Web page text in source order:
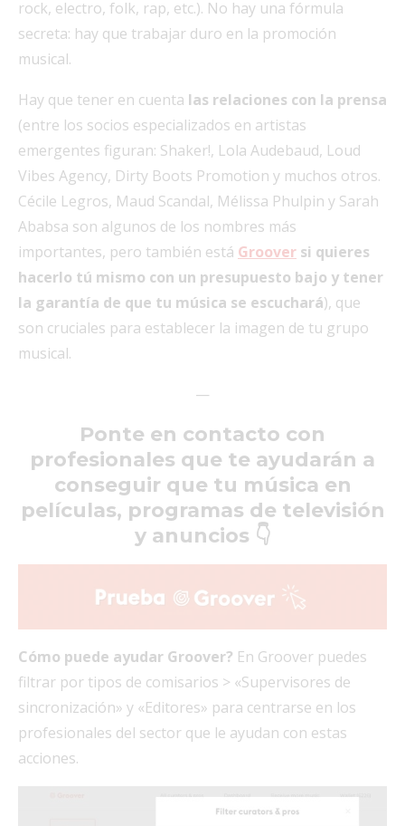
rock, electro, folk, rap, etc.). No hay una fórmula
secreta: hay que trabajar duro en la promoción
musical.
Hay que tener en cuenta las relaciones con la prensa
(entre los socios especializados en artistas
emergentes figuran: Shaker!, Lola Audebaud, Loud
Vibes Agency, Dirty Boots Promotion y muchos otros.
Cécile Legros, Maud Scandal, Mélissa Phulpin y Sarah
Ababsa son algunos de los nombres más
importantes, pero también está Groover si quieres
hacerlo tú mismo con un presupuesto bajo y tener
la garantía de que tu música se escuchará), que
son cruciales para establecer la imagen de tu grupo
musical.
—
Ponte en contacto con
profesionales que te ayudarán a
conseguir que tu música en
películas, programas de televisión
y anuncios 👇
Cómo puede ayudar Groover? En Groover puedes
filtrar por tipos de comisarios > «Supervisores de
sincronización» y «Editores» para centrarse en los
profesionales del sector que le ayudan con estas
acciones.